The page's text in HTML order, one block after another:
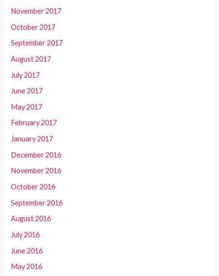
November 2017
October 2017
September 2017
August 2017
July 2017
June 2017
May 2017
February 2017
January 2017
December 2016
November 2016
October 2016
September 2016
August 2016
July 2016
June 2016
May 2016